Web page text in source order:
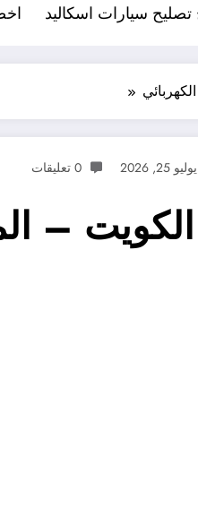
يوليو 25, 2026 0 تعليقات
–